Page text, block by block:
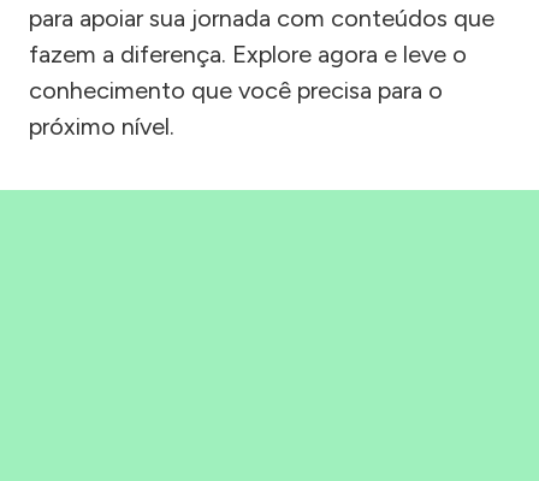
para apoiar sua jornada com conteúdos que
fazem a diferença. Explore agora e leve o
conhecimento que você precisa para o
próximo nível.